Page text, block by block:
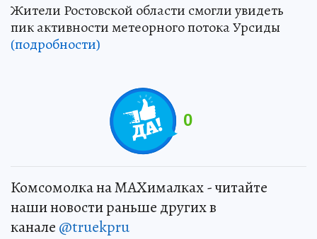
Жители Ростовской области смогли увидеть
пик активности метеорного потока Урсиды
(подробности)
0
Комсомолка на MAXималках - читайте
наши новости раньше других в
канале @truekpru